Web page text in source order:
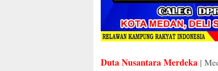
Duta Nusantara Merdeka |